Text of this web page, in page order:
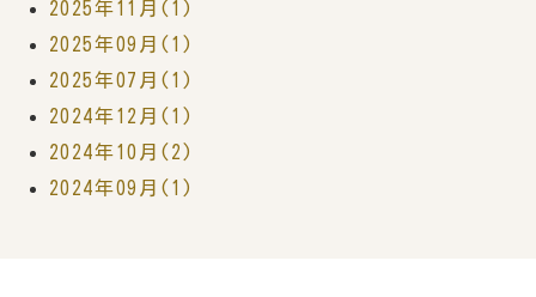
2025年11月(1)
2025年09月(1)
2025年07月(1)
2024年12月(1)
2024年10月(2)
2024年09月(1)